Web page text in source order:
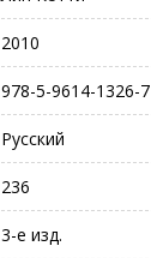
2010
978-5-9614-1326-7
Русский
236
3-е изд.